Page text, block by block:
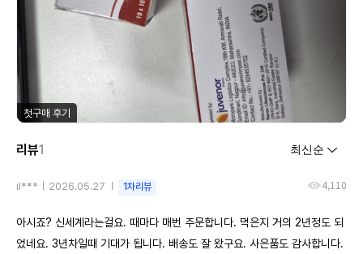
첫구매 후기
리뷰1
il*** 2026.05.27 1차리뷰 4,110
아시죠? 신세계라는걸요. 때마다 매번 주문합니다. 먹은지 거의 2년정도 되
었네요. 3년차일때 기대가 됩니다. 배송도 잘 왔구요. 사은품도 감사합니다.